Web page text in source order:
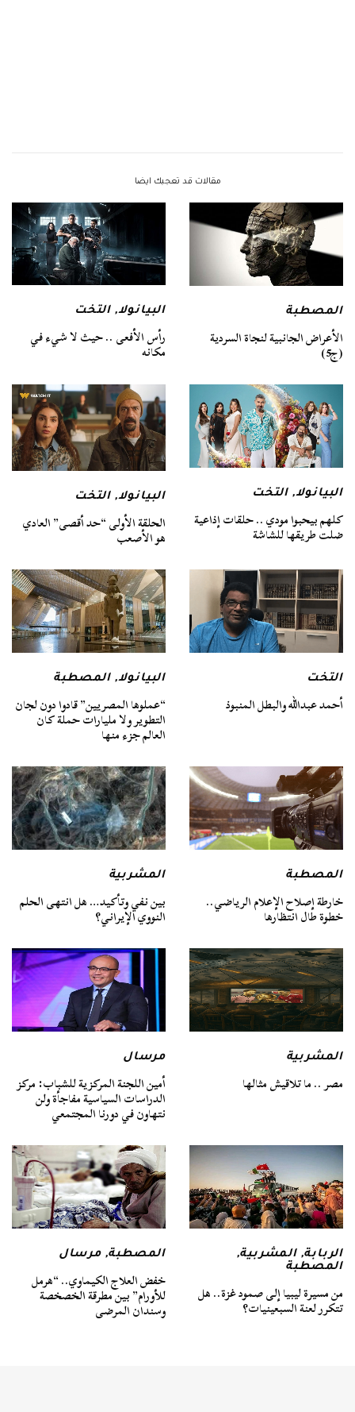
مقالات قد تعجبك ايضا
المصطبة
الأعراض الجانبية لنجاة السردية
(ج5)
البيانولا,التخت
رأس الأفعى .. حيث لا شيء في
مكانه
البيانولا,التخت
كلهم بيحبوا مودي .. حلقات إذاعية
ضلت طريقها للشاشة
البيانولا,التخت
الحلقة الأولى “حد أقصى” العادي
هو الأصعب
التخت
أحمد عبدالله والبطل المنبوذ
البيانولا,المصطبة
“عملوها المصريين” قادوا دون لجان
التطوير ولا مليارات حملة كان
العالم جزء منها
المصطبة
خارطة إصلاح الإعلام الرياضي..
خطوة طال انتظارها
المشربية
بين نفي وتأكيد… هل انتهى الحلم
النووي الإيراني؟
المشربية
مصر .. ما تلاقيش مثالها
مرسال
أمين اللجنة المركزية للشباب: مركز
الدراسات السياسية مفاجأة ولن
نتهاون في دورنا المجتمعي
الربابة,المشربية,
المصطبة
من مسيرة ليبيا إلى صمود غزة.. هل
تتكرر لعنة السبعينيات؟
المصطبة,مرسال
خفض العلاج الكيماوي.. “هرمل
للأورام” بين مطرقة الخصخصة
وسندان المرضى